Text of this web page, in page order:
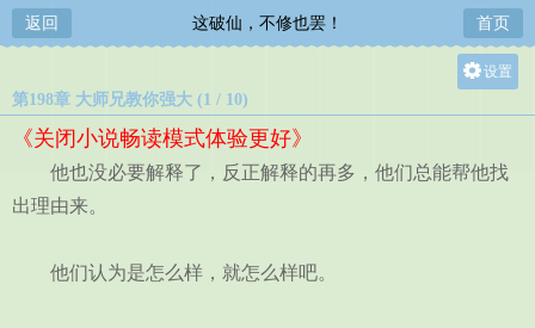
返回 这破仙，不修也罢！ 首页
设置
中
第198章 大师兄教你强大 (1 / 10)
《关闭小说畅读模式体验更好》
他也没必要解释了，反正解释的再多，他们总能帮他找
出理由来。
他们认为是怎么样，就怎么样吧。